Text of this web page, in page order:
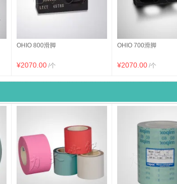
OHIO 800滑脚
¥2070.00 /个
OHIO 700滑脚
¥2070.00 /个